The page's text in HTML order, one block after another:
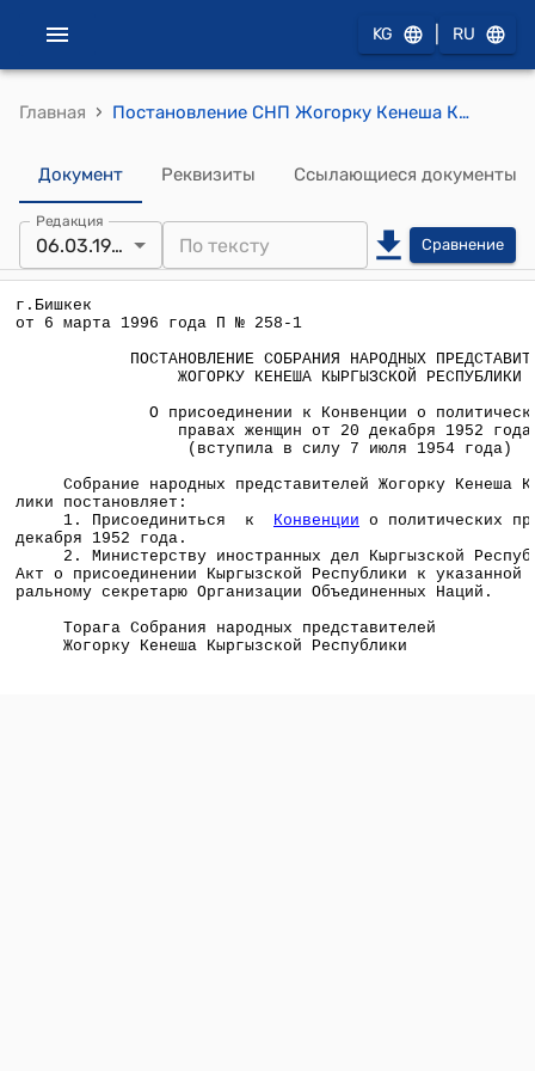
KG RU
Главная › Постановление СНП Жогорку Кенеша КР от 6 марта 1996 года П №258-1 "О присоединении к Конвенции о политических правах женщин от 20 декабря 1952 года (вступила в силу 7 июля 1954 года)"
Документ Реквизиты Ссылающиеся документы
Редакция
06.03.1996 Сравнение